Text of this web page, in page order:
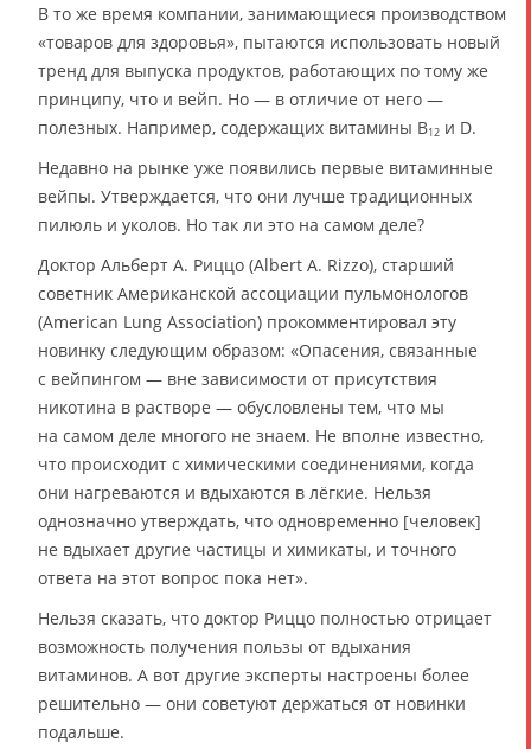
В то же время компании, занимающиеся производством
«товаров для здоровья», пытаются использовать новый
тренд для выпуска продуктов, работающих по тому же
принципу, что и вейп. Но — в отличие от него —
полезных. Например, содержащих витамины B12 и D.
Недавно на рынке уже появились первые витаминные
вейпы. Утверждается, что они лучше традиционных
пилюль и уколов. Но так ли это на самом деле?
Доктор Альберт А. Риццо (Albert A. Rizzo), старший
советник Американской ассоциации пульмонологов
(American Lung Association) прокомментировал эту
новинку следующим образом: «Опасения, связанные
с вейпингом — вне зависимости от присутствия
никотина в растворе — обусловлены тем, что мы
на самом деле многого не знаем. Не вполне известно,
что происходит с химическими соединениями, когда
они нагреваются и вдыхаются в лёгкие. Нельзя
однозначно утверждать, что одновременно [человек]
не вдыхает другие частицы и химикаты, и точного
ответа на этот вопрос пока нет».
Нельзя сказать, что доктор Риццо полностью отрицает
возможность получения пользы от вдыхания
витаминов. А вот другие эксперты настроены более
решительно — они советуют держаться от новинки
подальше.